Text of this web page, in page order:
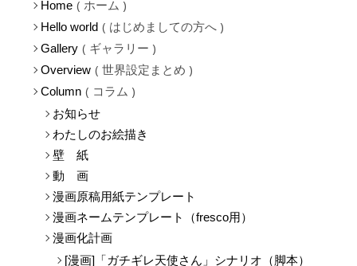
Hello world はじめましての方へ
Gallery ギャラリー
Overview 世界設定まとめ
Column コラム
お知らせ
わたしのお絵描き
壁 紙
動 画
漫画原稿用紙テンプレート
漫画ネームテンプレート（fresco用）
漫画化計画
[漫画]「ガチギレ天使さん」シナリオ（脚本）